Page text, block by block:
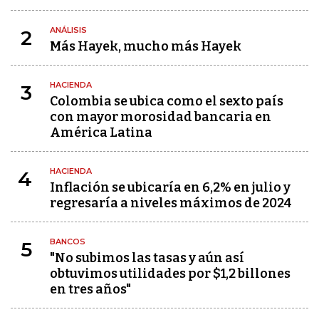
2 ANÁLISIS
Más Hayek, mucho más Hayek
3 HACIENDA
Colombia se ubica como el sexto país
con mayor morosidad bancaria en
América Latina
4 HACIENDA
Inflación se ubicaría en 6,2% en julio y
regresaría a niveles máximos de 2024
5 BANCOS
"No subimos las tasas y aún así
obtuvimos utilidades por $1,2 billones
en tres años"